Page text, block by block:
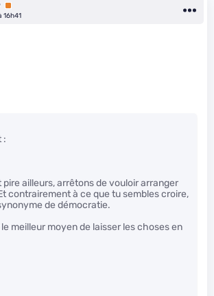
Premium
16h41
:
pire ailleurs, arrêtons de vouloir arranger
contrairement à ce que tu sembles croire,
de démocratie.
meilleur moyen de laisser les choses en